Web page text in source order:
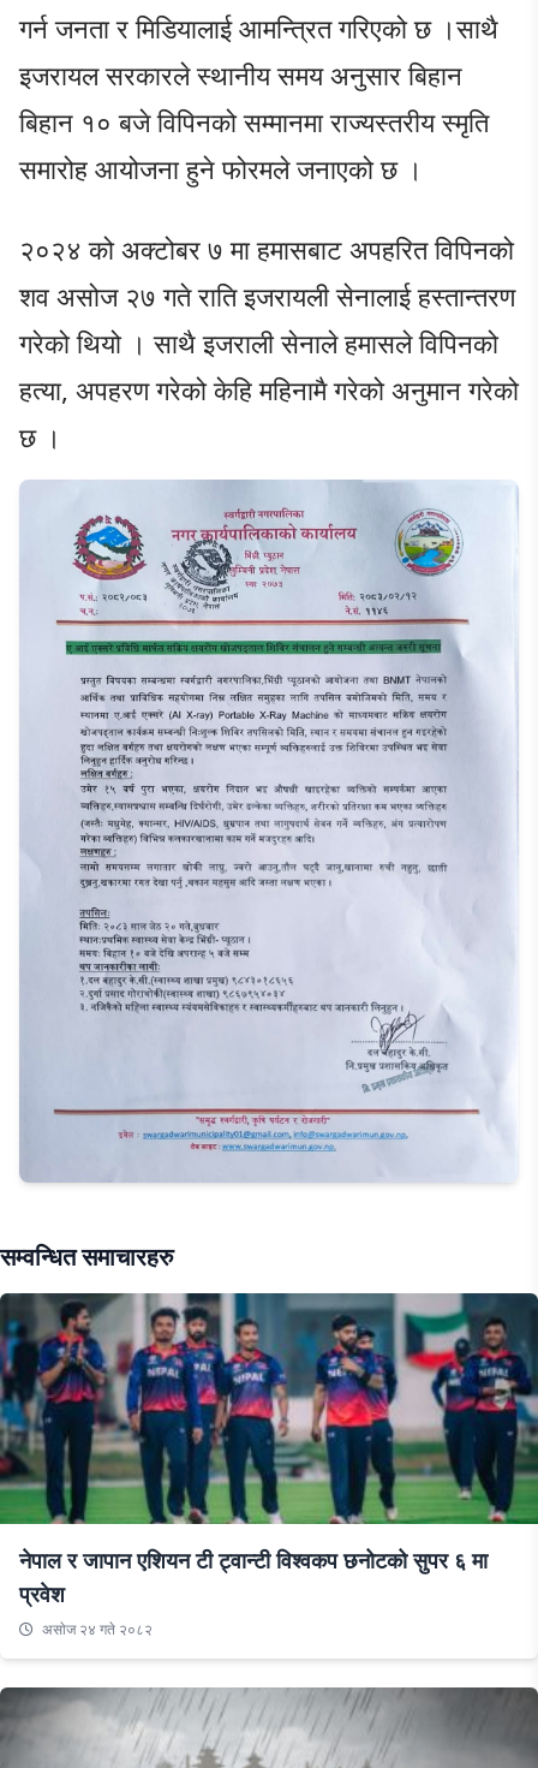
गर्न जनता र मिडियालाई आमन्त्रित गरिएको छ ।साथै
इजरायल सरकारले स्थानीय समय अनुसार बिहान
बिहान १० बजे विपिनको सम्मानमा राज्यस्तरीय स्मृति
समारोह आयोजना हुने फोरमले जनाएको छ ।
२०२४ को अक्टोबर ७ मा हमासबाट अपहरित विपिनको
शव असोज २७ गते राति इजरायली सेनालाई हस्तान्तरण
गरेको थियो । साथै इजराली सेनाले हमासले विपिनको
हत्या, अपहरण गरेको केहि महिनामै गरेको अनुमान गरेको
छ ।
सम्वन्धित समाचारहरु
नेपाल र जापान एशियन टी ट्वान्टी विश्वकप छनोटको सुपर ६ मा
प्रवेश
असाेज २४ गते २०८२